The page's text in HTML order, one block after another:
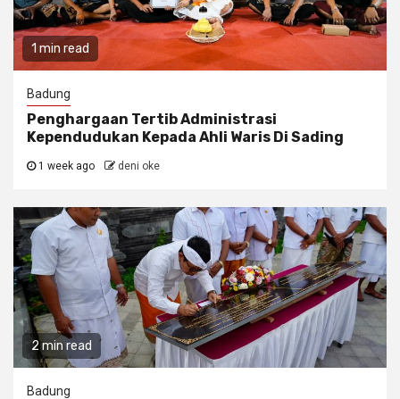
1 min read
Badung
Penghargaan Tertib Administrasi
Kependudukan Kepada Ahli Waris Di Sading
1 week ago deni oke
2 min read
Badung